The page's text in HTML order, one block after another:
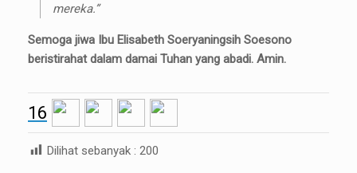
mereka.”
Semoga jiwa Ibu Elisabeth Soeryaningsih Soesono
beristirahat dalam damai Tuhan yang abadi. Amin.
16
Dilihat sebanyak : 200